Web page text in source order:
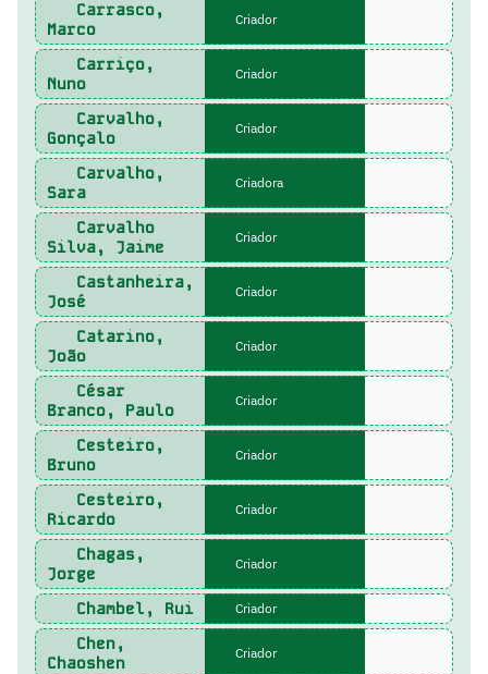
Carrasco,
Marco
Criador
Carriço,
Nuno
Criador
Carvalho,
Gonçalo
Criador
Carvalho,
Sara
Criadora
Carvalho
Silva, Jaime
Criador
Castanheira,
José
Criador
Catarino,
João
Criador
César
Branco, Paulo
Criador
Cesteiro,
Bruno
Criador
Cesteiro,
Ricardo
Criador
Chagas,
Jorge
Criador
Chambel, Rui Criador
Chen,
Chaoshen
Criador